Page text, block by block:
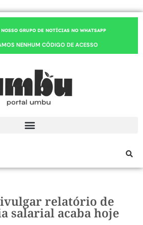
NOSSO GRUPO DE NOTÍCIAS NO WHATSAPP
NENHUM CÓDIGO DE ACESSO
relatório de
salarial acaba hoje